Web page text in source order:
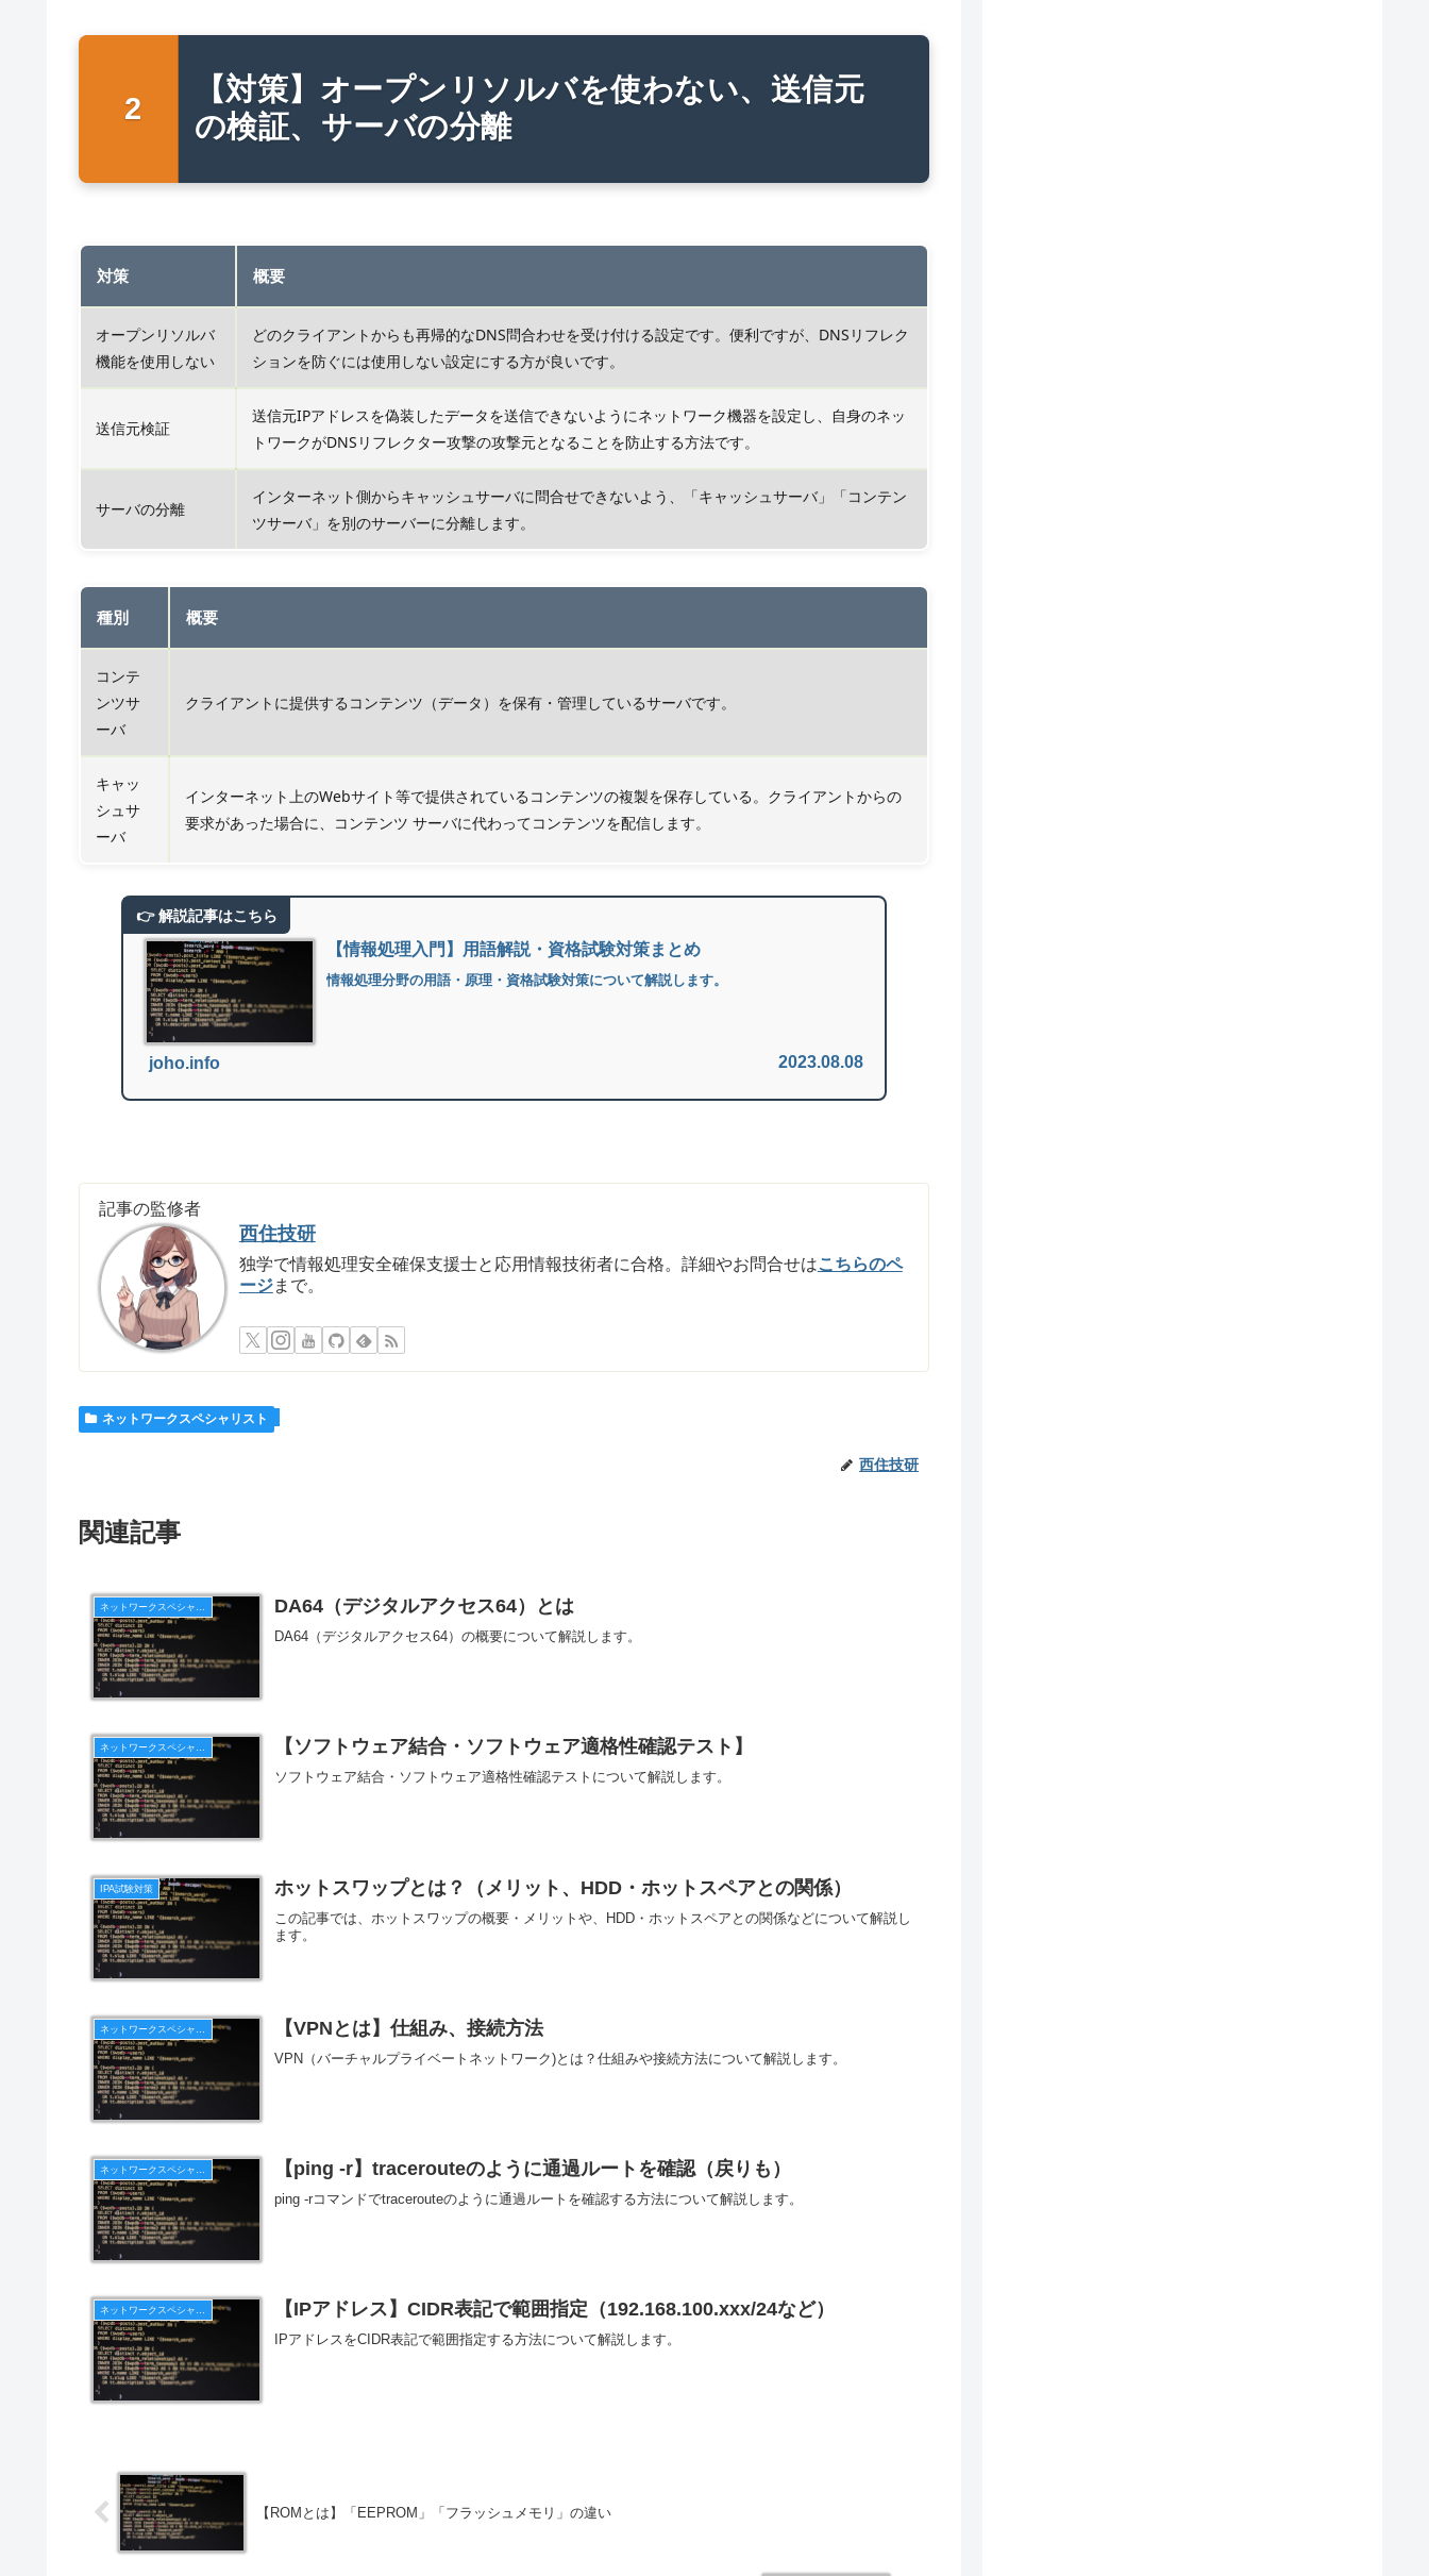
【対策】オープンリソルバを使わない、送信元
の検証、サーバの分離
対策 概要
オープンリソルバ
機能を使用しない
どのクライアントからも再帰的なDNS問合わせを受け付ける設定です。便利ですが、DNSリフレク
ションを防ぐには使用しない設定にする方が良いです。
送信元検証
送信元IPアドレスを偽装したデータを送信できないようにネットワーク機器を設定し、自身のネッ
トワークがDNSリフレクター攻撃の攻撃元となることを防止する方法です。
サーバの分離
インターネット側からキャッシュサーバに問合せできないよう、「キャッシュサーバ」「コンテン
ツサーバ」を別のサーバーに分離します。
種別 概要
コンテ
ンツサ
ーバ
クライアントに提供するコンテンツ（データ）を保有・管理しているサーバです。
キャッ
シュサ
ーバ
インターネット上のWebサイト等で提供されているコンテンツの複製を保存している。クライアントからの
要求があった場合に、コンテンツ サーバに代わってコンテンツを配信します。
【情報処理入門】用語解説・資格試験対策まとめ
情報処理分野の用語・原理・資格試験対策について解説します。
joho.info 2023.08.08
記事の監修者
西住技研
独学で情報処理安全確保支援士と応用情報技術者に合格。詳細やお問合せはこちらのペ
ージまで。
ネットワークスペシャリスト
西住技研
関連記事
ネットワークスペシャリスト DA64（デジタルアクセス64）とは
DA64（デジタルアクセス64）の概要について解説します。
ネットワークスペシャリスト 【ソフトウェア結合・ソフトウェア適格性確認テスト】
ソフトウェア結合・ソフトウェア適格性確認テストについて解説します。
IPA試験対策 ホットスワップとは？（メリット、HDD・ホットスペアとの関係）
この記事では、ホットスワップの概要・メリットや、HDD・ホットスペアとの関係などについて解説し
ます。
【VPNとは】仕組み、接続方法
VPN（バーチャルプライベートネットワーク)とは？仕組みや接続方法について解説します。
ネットワークスペシャリスト 【ping -r】tracerouteのように通過ルートを確認（戻りも）
ping -rコマンドでtracerouteのように通過ルートを確認する方法について解説します。
ネットワークスペシャリスト 【IPアドレス】CIDR表記で範囲指定（192.168.100.xxx/24など）
IPアドレスをCIDR表記で範囲指定する方法について解説します。
【ROMとは】「EEPROM」「フラッシュメモリ」の違い